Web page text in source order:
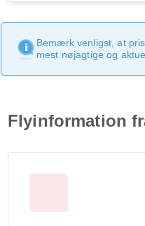
Bemærk venligst, at
mest nøjagtige og
Flyinformation